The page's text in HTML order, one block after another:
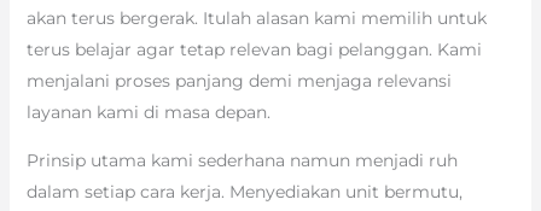
akan terus bergerak. Itulah alasan kami memilih untuk
terus belajar agar tetap relevan bagi pelanggan. Kami
menjalani proses panjang demi menjaga relevansi
layanan kami di masa depan.
Prinsip utama kami sederhana namun menjadi ruh
dalam setiap cara kerja. Menyediakan unit bermutu,